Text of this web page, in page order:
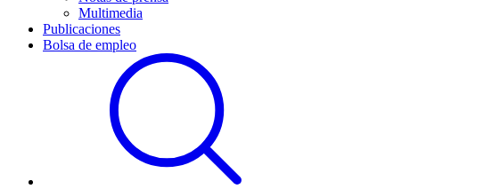
Multimedia
Publicaciones
Bolsa de empleo